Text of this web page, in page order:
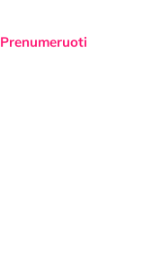
Prenumeruoti